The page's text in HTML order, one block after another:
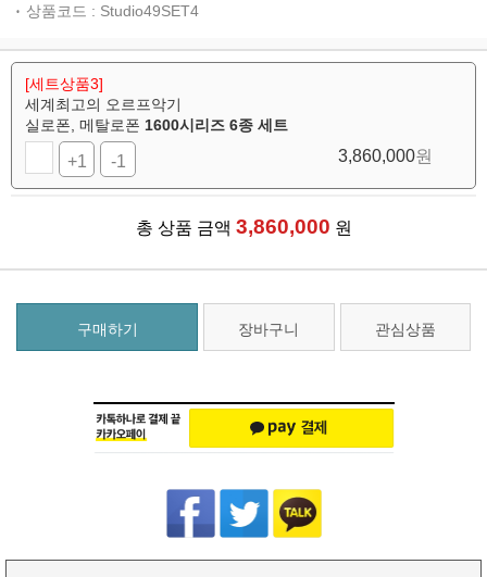
상품코드 : Studio49SET4
[세트상품3]
세계최고의 오르프악기
실로폰, 메탈로폰 1600시리즈 6종 세트
+1 -1 3,860,000원
총 상품 금액 3,860,000 원
구매하기 장바구니 관심상품